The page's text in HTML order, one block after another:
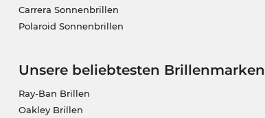
Carrera Sonnenbrillen
Polaroid Sonnenbrillen
Unsere beliebtesten Brillenmarken
Ray-Ban Brillen
Oakley Brillen